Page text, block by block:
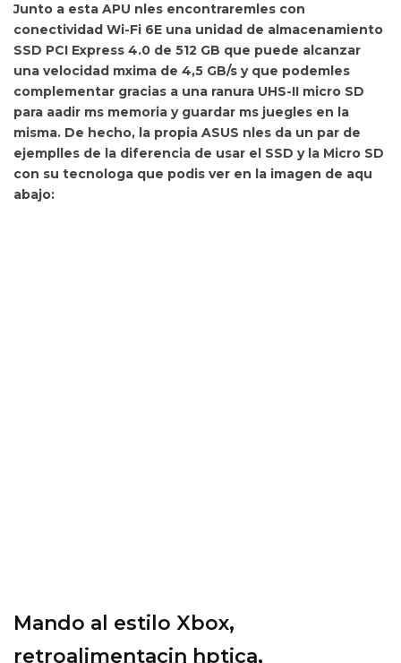
Junto a esta APU nles encontraremles con
conectividad Wi-Fi 6E una unidad de almacenamiento
SSD PCI Express 4.0 de 512 GB que puede alcanzar
una velocidad mxima de 4,5 GB/s y que podemles
complementar gracias a una ranura UHS-II micro SD
para aadir ms memoria y guardar ms juegles en la
misma. De hecho, la propia ASUS nles da un par de
ejemplles de la diferencia de usar el SSD y la Micro SD
con su tecnologa que podis ver en la imagen de aqu
abajo:
Mando al estilo Xbox,
retroalimentacin hptica,